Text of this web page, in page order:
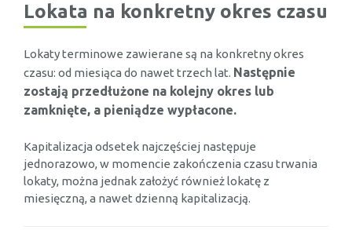
Lokata na konkretny okres czasu
Lokaty terminowe zawierane są na konkretny okres
czasu: od miesiąca do nawet trzech lat. Następnie
zostają przedłużone na kolejny okres lub
zamknięte, a pieniądze wypłacone.
Kapitalizacja odsetek najczęściej następuje
jednorazowo, w momencie zakończenia czasu trwania
lokaty, można jednak założyć również lokatę z
miesięczną, a nawet dzienną kapitalizacją.